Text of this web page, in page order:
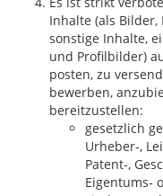
Inhalte (als Bilder,
sonstige Inhalte,
und Profilbilder)
posten, zu
bewerben,
bereitzustellen:
gesetzlich
Urheber-,
Patent-,
Eigentums-